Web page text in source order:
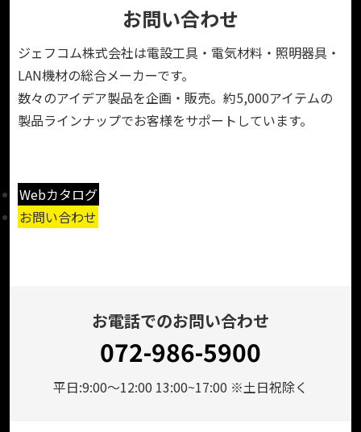
お問い合わせ
ジェフコム株式会社は電設工具・電気材料・照明器具・
LAN機材の総合メーカーです。
数々のアイデア製品を企画・販売。約5,000アイテムの
製品ラインナップでお客様をサポートしています。
Webカタログ
お問い合わせ
お電話でのお問い合わせ
072-986-5900
平日:9:00～12:00 13:00~17:00 ※土日祝除く